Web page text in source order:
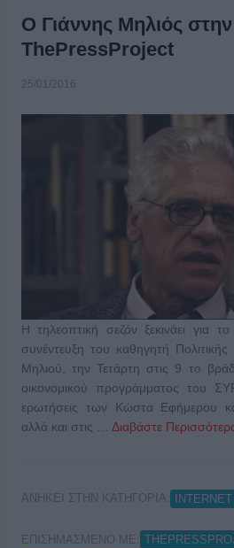
Ο Γιάννης Μηλιός
ThePressProject
25/01/2016
Η τηλεοπτική σεζόν ξεκινάει για
συνέντευξη του καθηγητή
Μηλιού, την Τετάρτη στις 9 το
οικονομικού προγράμματος του
ερωτήσεις των Κώστα Εφήμερου
αλλά και στις … Διαβάστε
ΑΝΗΚΕΙ ΣΤΗΝ ΚΑΤΗΓΟΡΙΑ: INTERNET
ΕΠΙΣΗΜΑΣΜΕΝΟ ΜΕ: